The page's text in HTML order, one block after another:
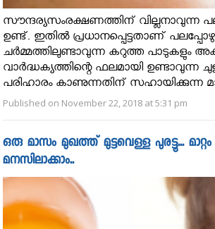
സൗന്ദര്യസംരക്ഷണത്തിന്
ഉണ്ട്. ഇതില്‍ പ്രധാനപ്പെട്ടതാണ്
ചര്‍മ്മത്തിലുണ്ടാവുന്ന കറുത്ത പാടുകളും
വാര്‍ദ്ധക്യത്തിന്റെ ഫലമായി ഉണ്ടാവുന്ന
പരിഹാരം കാണുന്നതിന് സഹായിക്കുന്ന
Published on November 22, 2018 at 5:31 pm
ഒരു മാസം മുഖത്ത് മുട്ടവെള്ള പുരട്ടൂ...
മനസിലാക്കാം..